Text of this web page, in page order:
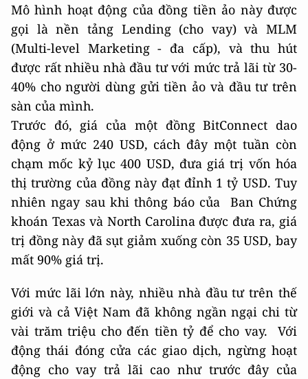
Mô hình hoạt động của đồng tiền ảo này được
gọi là nền tảng Lending (cho vay) và MLM
(Multi-level Marketing - đa cấp), và thu hút
được rất nhiều nhà đầu tư với mức trả lãi từ 30-
40% cho người dùng gửi tiền ảo và đầu tư trên
sàn của mình.
Trước đó, giá của một đồng BitConnect dao
động ở mức 240 USD, cách đây một tuần còn
chạm mốc kỷ lục 400 USD, đưa giá trị vốn hóa
thị trường của đồng này đạt đỉnh 1 tỷ USD. Tuy
nhiên ngay sau khi thông báo của Ban Chứng
khoán Texas và North Carolina được đưa ra, giá
trị đồng này đã sụt giảm xuống còn 35 USD, bay
mất 90% giá trị.
Với mức lãi lớn này, nhiều nhà đầu tư trên thế
giới và cả Việt Nam đã không ngần ngại chi từ
vài trăm triệu cho đến tiền tỷ để cho vay. Với
động thái đóng cửa các giao dịch, ngừng hoạt
động cho vay trả lãi cao như trước đây của